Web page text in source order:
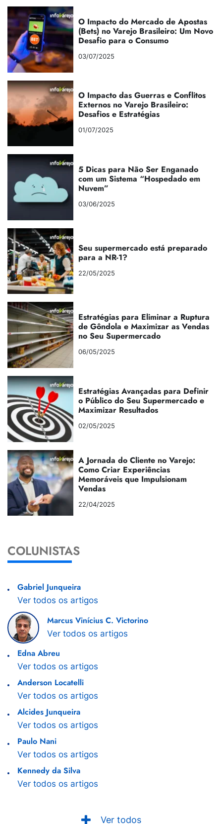
O Impacto do Mercado de Apostas
(Bets) no Varejo Brasileiro: Um Novo
Desafio para o Consumo
03/07/2025
O Impacto das Guerras e Conflitos
Externos no Varejo Brasileiro:
Desafios e Estratégias
01/07/2025
5 Dicas para Não Ser Enganado
com um Sistema “Hospedado em
Nuvem”
03/06/2025
Seu supermercado está preparado
para a NR-1?
22/05/2025
Estratégias para Eliminar a Ruptura
de Gôndola e Maximizar as Vendas
no Seu Supermercado
06/05/2025
Estratégias Avançadas para Definir
o Público do Seu Supermercado e
Maximizar Resultados
02/05/2025
A Jornada do Cliente no Varejo:
Como Criar Experiências
Memoráveis que Impulsionam
Vendas
22/04/2025
COLUNISTAS
Gabriel Junqueira
Ver todos os artigos
Marcus Vinícius C. Victorino
Ver todos os artigos
Edna Abreu
Ver todos os artigos
Anderson Locatelli
Ver todos os artigos
Alcides Junqueira
Ver todos os artigos
Paulo Nani
Ver todos os artigos
Kennedy da Silva
Ver todos os artigos
Ver todos